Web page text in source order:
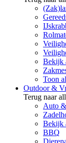
Bekijk
Toon
Outdoor &
Terug naar
Auto
Bekijk
BBQ